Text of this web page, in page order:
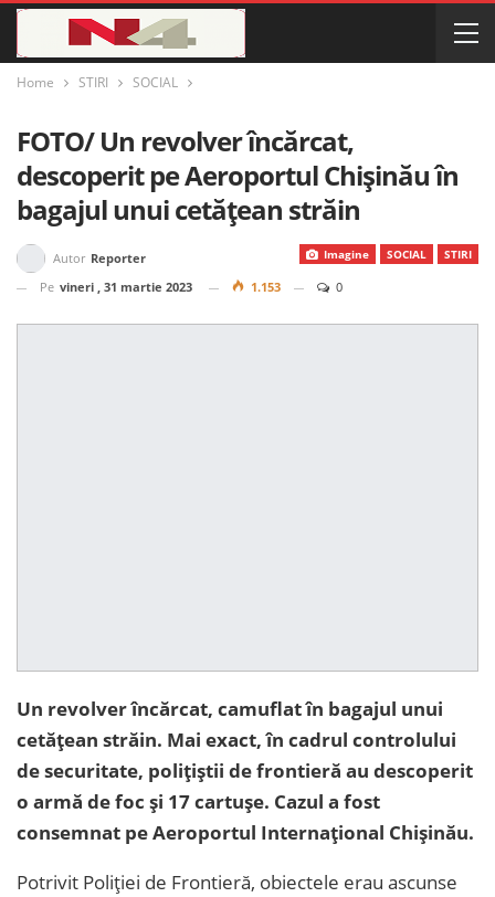
Home STIRI SOCIAL
FOTO/ Un revolver încărcat,
descoperit pe Aeroportul Chișinău în
bagajul unui cetățean străin
Imagine SOCIAL STIRI
Autor Reporter
Pe vineri , 31 martie 2023 1.153 0
Un revolver încărcat, camuflat în bagajul unui
cetățean străin. Mai exact, în cadrul controlului
de securitate, polițiștii de frontieră au descoperit
o armă de foc și 17 cartușe. Cazul a fost
consemnat pe Aeroportul Internațional Chișinău.
Potrivit Poliției de Frontieră, obiectele erau ascunse